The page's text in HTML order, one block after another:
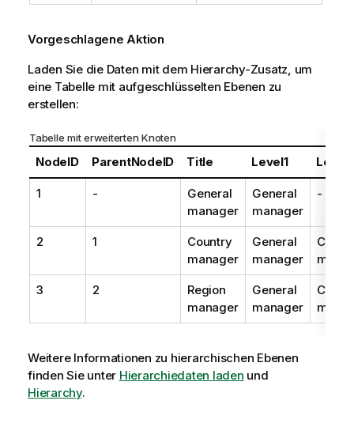
Vorgeschlagene Aktion
Laden Sie die Daten mit dem Hierarchy-Zusatz, um
eine Tabelle mit aufgeschlüsselten Ebenen zu
erstellen:
Tabelle mit erweiterten Knoten
NodeID ParentNodeID Title Level1
1 -
General
manager
General
manager
-
2 1
Country
manager
General
manager
3 2
Region
manager
General
manager
Weitere Informationen zu hierarchischen Ebenen
finden Sie unter Hierarchiedaten laden und
Hierarchy.